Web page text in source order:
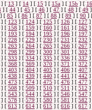
] [13] [ 14 ] [ 15 ] [15a ] [15b] [16
] [ 44] [45] [ 46] [47] [48] [49]
] [85] [ 86 ] [87 ] [88] [89] [ 90 ]
] [123 ] [124 ] [ 125 ] [ 126 ] [127 ]
] [158] [159] [160 ] [161 ] [ 162 ]
] [ 193 ] [194 ] [ 195 ] [196] [ 197]
] [228] [ 229 ] [230] [ 231 ] [232]
] [ 263] [ 264] [265] [ 266 ] [ 267 ]
] [ 298 ] [299] [ 300 ] [301 ] [302]
] [333 ] [ 334] [ 335 ] [ 336] [337 ]
] [368] [369 ] [370 ] [ 371 ] [372 ]
] [ 403 ] [404 ] [405] [406] [ 407]
] [ 438 ] [439 ] [440] [ 441] [442]
] [ 473] [ 474] [475] [ 476 ] [ 477 ]
] [508 ] [509 ] [ 510 ] [511] [ 512]
] [543 ] [ 544] [ 545 ] [546] [ 547 ]
] [578] [579 ] [580 ] [581 ] [582 ]
] [613] [ 614 ] [615 ] [616] [ 617]